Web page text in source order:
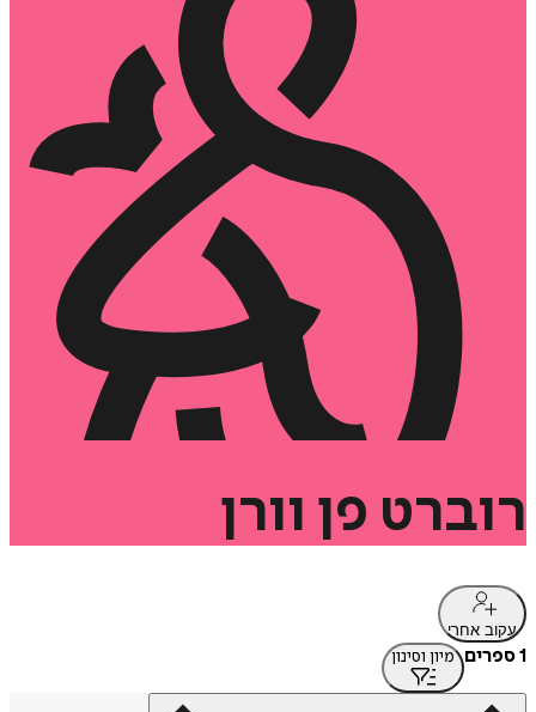
רוברט פן וורן
עקוב אחרי
1 ספרים מיון וסינון